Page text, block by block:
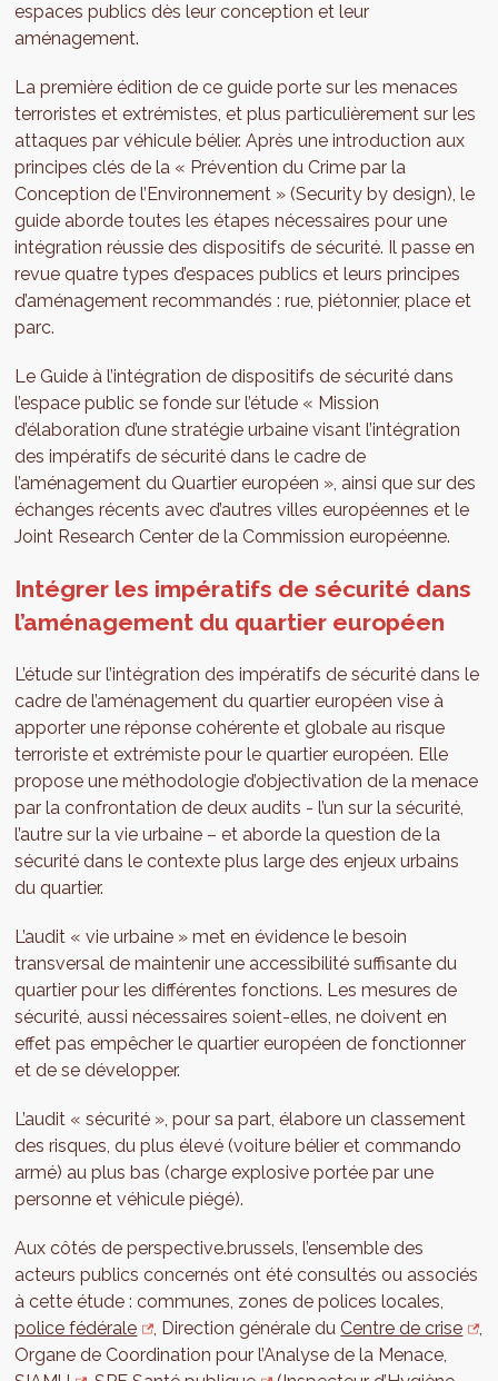
espaces publics dès leur conception et leur
aménagement.
La première édition de ce guide porte sur les menaces
terroristes et extrémistes, et plus particulièrement sur les
attaques par véhicule bélier. Après une introduction aux
principes clés de la « Prévention du Crime par la
Conception de l’Environnement » (Security by design), le
guide aborde toutes les étapes nécessaires pour une
intégration réussie des dispositifs de sécurité. Il passe en
revue quatre types d’espaces publics et leurs principes
d’aménagement recommandés : rue, piétonnier, place et
parc.
Le Guide à l’intégration de dispositifs de sécurité dans
l’espace public se fonde sur l’étude « Mission
d’élaboration d’une stratégie urbaine visant l’intégration
des impératifs de sécurité dans le cadre de
l’aménagement du Quartier européen », ainsi que sur des
échanges récents avec d’autres villes européennes et le
Joint Research Center de la Commission européenne.
Intégrer les impératifs de sécurité dans
l’aménagement du quartier européen
L’étude sur l’intégration des impératifs de sécurité dans le
cadre de l’aménagement du quartier européen vise à
apporter une réponse cohérente et globale au risque
terroriste et extrémiste pour le quartier européen. Elle
propose une méthodologie d’objectivation de la menace
par la confrontation de deux audits - l’un sur la sécurité,
l’autre sur la vie urbaine – et aborde la question de la
sécurité dans le contexte plus large des enjeux urbains
du quartier.
L’audit « vie urbaine » met en évidence le besoin
transversal de maintenir une accessibilité suffisante du
quartier pour les différentes fonctions. Les mesures de
sécurité, aussi nécessaires soient-elles, ne doivent en
effet pas empêcher le quartier européen de fonctionner
et de se développer.
L’audit « sécurité », pour sa part, élabore un classement
des risques, du plus élevé (voiture bélier et commando
armé) au plus bas (charge explosive portée par une
personne et véhicule piégé).
Aux côtés de perspective.brussels, l’ensemble des
acteurs publics concernés ont été consultés ou associés
à cette étude : communes, zones de polices locales,
police fédérale
, Direction générale duCentre de crise
,
Organe de Coordination pour l’Analyse de la Menace,